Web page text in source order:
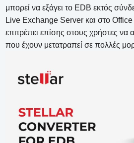
μπορεί να εξάγει το EDB εκτός
Live Exchange Server και στο Office
επιτρέπει επίσης στους χρήστες
που έχουν μετατραπεί σε πολλές